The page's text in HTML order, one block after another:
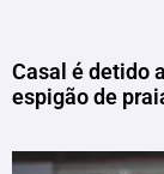
Casal é detido
espigão de